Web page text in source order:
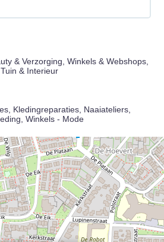
& Verzorging, Winkels & Webshops,
& Interieur
Kledingreparaties, Naaiateliers,
Winkels - Mode